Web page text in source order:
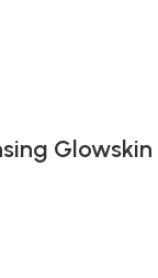
Glowskin